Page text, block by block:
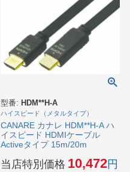
型番: HDM**H-A
ハイスピード（メタルタイプ）
CANARE カナレ HDM**H-A ハ
イスピード HDMIケーブル
Activeタイプ 15m/20m
当店特別価格 10,472